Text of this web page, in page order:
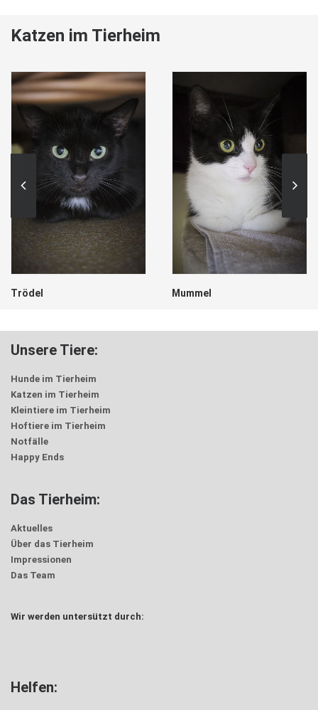
Katzen im Tierheim
Trödel Mummel
Unsere Tiere:
Hunde im Tierheim
Katzen im Tierheim
Kleintiere im Tierheim
Hoftiere im Tierheim
Notfälle
Happy Ends
Das Tierheim:
Aktuelles
Über das Tierheim
Impressionen
Das Team
Wir werden untersützt durch:
Helfen: